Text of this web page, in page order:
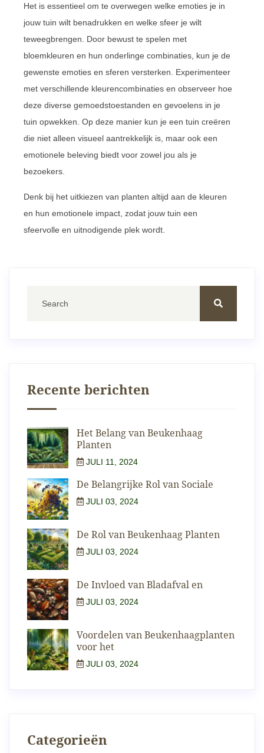
Het is essentieel om te overwegen welke emoties je in
jouw tuin wilt benadrukken en welke sfeer je wilt
teweegbrengen. Door bewust te spelen met
bloemkleuren en hun onderlinge combinaties, kun je de
gewenste emoties en sferen versterken. Experimenteer
met verschillende kleurencombinaties en observeer hoe
deze diverse gemoedstoestanden en gevoelens in je
tuin opwekken. Op deze manier kun je een tuin creëren
die niet alleen visueel aantrekkelijk is, maar ook een
emotionele beleving biedt voor zowel jou als je
bezoekers.
Denk bij het uitkiezen van planten altijd aan de kleuren
en hun emotionele impact, zodat jouw tuin een
sfeervolle en uitnodigende plek wordt.
Recente berichten
Het Belang van Beukenhaag
Planten
JULI 11, 2024
De Belangrijke Rol van Sociale
JULI 03, 2024
De Rol van Beukenhaag Planten
JULI 03, 2024
De Invloed van Bladafval en
JULI 03, 2024
Voordelen van Beukenhaagplanten
voor het
JULI 03, 2024
Categorieën